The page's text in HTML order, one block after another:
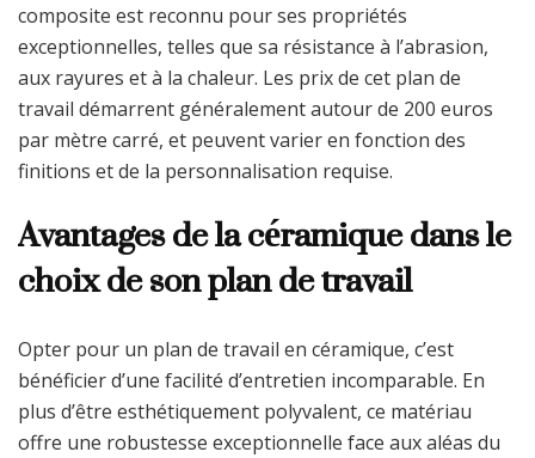
composite est reconnu pour ses propriétés
exceptionnelles, telles que sa résistance à l’abrasion,
aux rayures et à la chaleur. Les prix de cet plan de
travail démarrent généralement autour de 200 euros
par mètre carré, et peuvent varier en fonction des
finitions et de la personnalisation requise.
Avantages de la céramique dans le
choix de son plan de travail
Opter pour un plan de travail en céramique, c’est
bénéficier d’une facilité d’entretien incomparable. En
plus d’être esthétiquement polyvalent, ce matériau
offre une robustesse exceptionnelle face aux aléas du